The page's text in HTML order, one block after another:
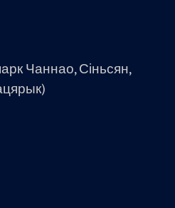
Чаннао, Сіньсян,